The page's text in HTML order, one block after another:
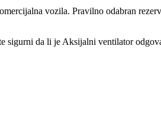
vozila. Pravilno odabran
sigurni da li je Aksijalni ventilator